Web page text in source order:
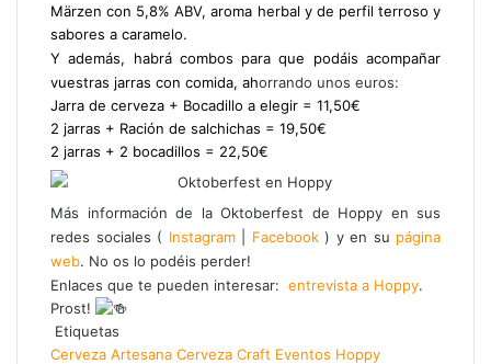
Märzen con 5,8% ABV, aroma herbal y de perfil terroso y
sabores a caramelo.
Y además, habrá combos para que podáis acompañar
vuestras jarras con comida, ahorrando unos euros:
Jarra de cerveza + Bocadillo a elegir = 11,50€
2 jarras + Ración de salchichas = 19,50€
2 jarras + 2 bocadillos = 22,50€
Más información de la Oktoberfest de Hoppy en sus
redes sociales ( Instagram| Facebook) y en su página
web. No os lo podéis perder!
Enlaces que te pueden interesar: entrevista a Hoppy.
Prost!
Etiquetas
Cerveza Artesana Cerveza Craft Eventos Hoppy